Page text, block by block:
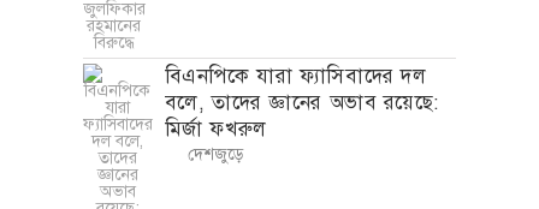
বিএনপিকে যারা ফ্যাসিবাদের দল
বলে, তাদের জ্ঞানের অভাব রয়েছে:
মির্জা ফখরুল
দেশজুড়ে